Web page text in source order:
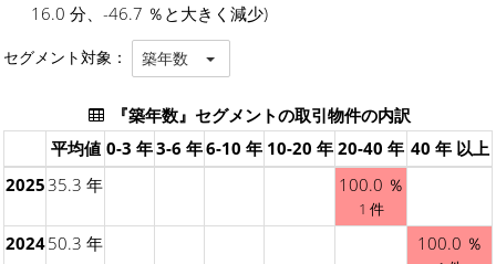
16.0 分、-46.7 ％と大きく減少)
セグメント対象： 築年数
『築年数』セグメントの取引物件の内訳
平均値 0-3 年3-6 年6-10 年 10-20 年 20-40 年 40 年 以上
202535.3 年 100.0 ％
1 件
202450.3 年 100.0 ％